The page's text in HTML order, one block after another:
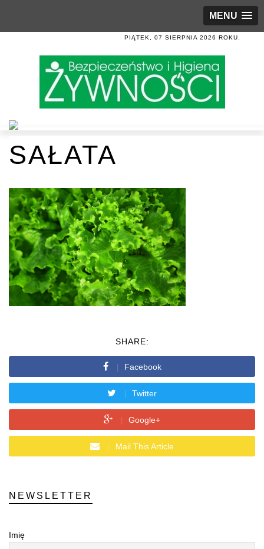
MENU
PIĄTEK, 07 SIERPNIA 2026 ROKU.
SAŁATA
SHARE:
Facebook
Twitter
Google+
Mail This Article
NEWSLETTER
Imię